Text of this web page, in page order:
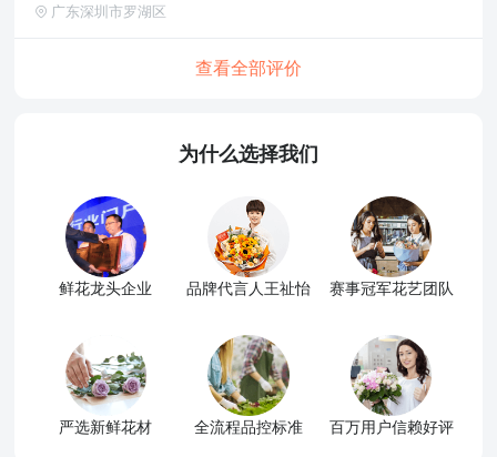
广东深圳市罗湖区
查看全部评价
为什么选择我们
鲜花龙头企业 品牌代言人王祉怡 赛事冠军花艺团队
严选新鲜花材 全流程品控标准 百万用户信赖好评